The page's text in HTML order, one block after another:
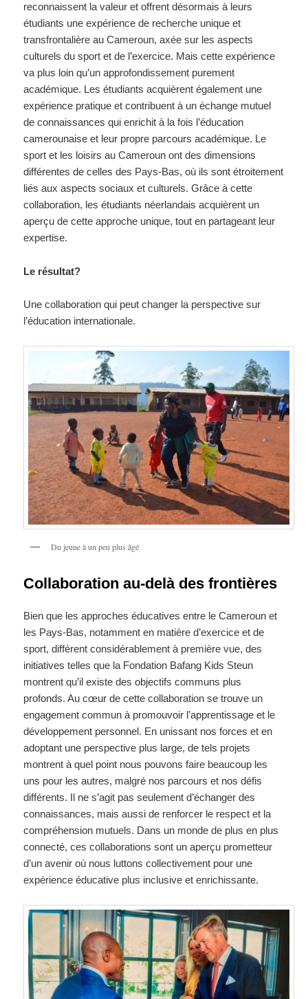
reconnaissent la valeur et offrent désormais à leurs
étudiants une expérience de recherche unique et
transfrontalière au Cameroun, axée sur les aspects
culturels du sport et de l’exercice. Mais cette expérience
va plus loin qu’un approfondissement purement
académique. Les étudiants acquièrent également une
expérience pratique et contribuent à un échange mutuel
de connaissances qui enrichit à la fois l’éducation
camerounaise et leur propre parcours académique. Le
sport et les loisirs au Cameroun ont des dimensions
différentes de celles des Pays-Bas, où ils sont étroitement
liés aux aspects sociaux et culturels. Grâce à cette
collaboration, les étudiants néerlandais acquièrent un
aperçu de cette approche unique, tout en partageant leur
expertise.
Le résultat?
Une collaboration qui peut changer la perspective sur
l’éducation internationale.
Du jeune à un peu plus âgé
Collaboration au-delà des frontières
Bien que les approches éducatives entre le Cameroun et
les Pays-Bas, notamment en matière d’exercice et de
sport, diffèrent considérablement à première vue, des
initiatives telles que la Fondation Bafang Kids Steun
montrent qu’il existe des objectifs communs plus
profonds. Au cœur de cette collaboration se trouve un
engagement commun à promouvoir l’apprentissage et le
développement personnel. En unissant nos forces et en
adoptant une perspective plus large, de tels projets
montrent à quel point nous pouvons faire beaucoup les
uns pour les autres, malgré nos parcours et nos défis
différents. Il ne s’agit pas seulement d’échanger des
connaissances, mais aussi de renforcer le respect et la
compréhension mutuels. Dans un monde de plus en plus
connecté, ces collaborations sont un aperçu prometteur
d’un avenir où nous luttons collectivement pour une
expérience éducative plus inclusive et enrichissante.